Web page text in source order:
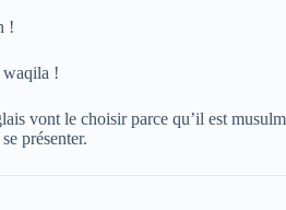
!
waqila !
vont le choisir parce qu’il est
présenter.